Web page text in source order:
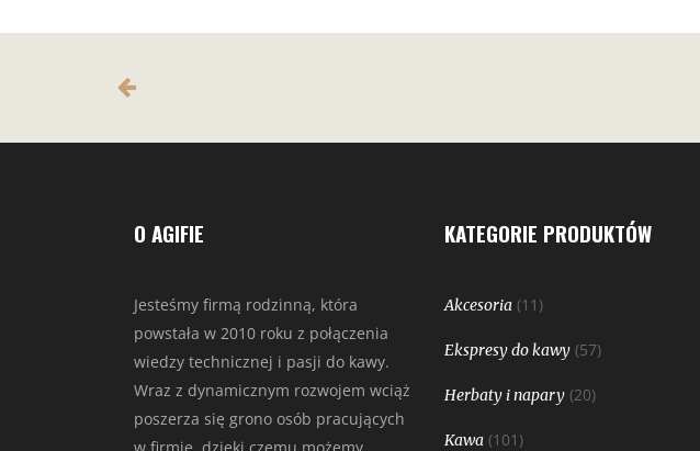
O AGIFIE
Jesteśmy firmą rodzinną, która
powstała w 2010 roku z połączenia
wiedzy technicznej i pasji do kawy.
Wraz z dynamicznym rozwojem wciąż
poszerza się grono osób pracujących
w firmie, dzięki czemu możemy
KATEGORIE PRODUKTÓW
Akcesoria (11)
Ekspresy do kawy (57)
Herbaty i napary (20)
Kawa (101)